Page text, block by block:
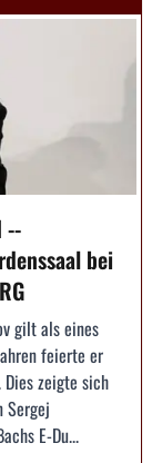
--
bei
gilt als eines
feierte er
zeigte sich
Sergej
E-Du...